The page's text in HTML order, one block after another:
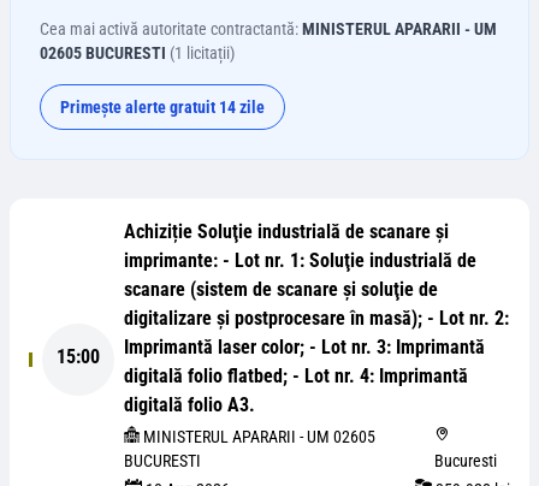
Cea mai activă autoritate contractantă:MINISTERUL APARARII - UM
02605 BUCURESTI (1 licitații)
Primește alerte gratuit 14 zile
15:00
Achiziție Soluţie industrială de scanare şi
imprimante: - Lot nr. 1: Soluţie industrială de
scanare (sistem de scanare şi soluţie de
digitalizare şi postprocesare în masă); - Lot nr. 2:
Imprimantă laser color; - Lot nr. 3: Imprimantă
digitală folio flatbed; - Lot nr. 4: Imprimantă
digitală folio A3.
MINISTERUL APARARII - UM 02605
BUCURESTI
Bucuresti